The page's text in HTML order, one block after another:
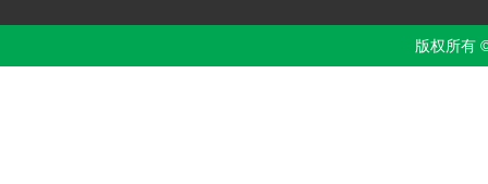
版权所有